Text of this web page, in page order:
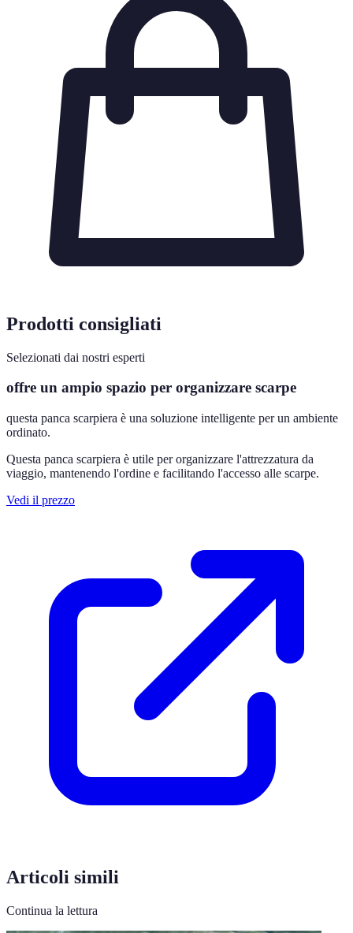
Prodotti consigliati
Selezionati dai nostri esperti
offre un ampio spazio per organizzare scarpe
questa panca scarpiera è una soluzione intelligente per un ambiente
ordinato.
Questa panca scarpiera è utile per organizzare l'attrezzatura da
viaggio, mantenendo l'ordine e facilitando l'accesso alle scarpe.
Vedi il prezzo
Articoli simili
Continua la lettura